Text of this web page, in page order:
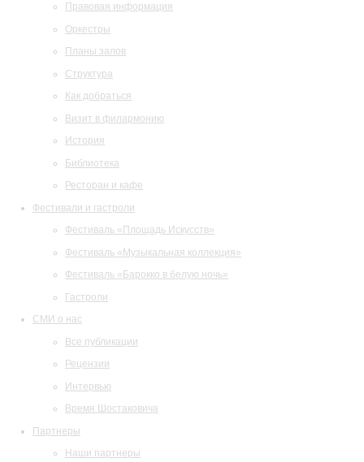
Правовая информация
Оркестры
Планы залов
Структура
Как добраться
Визит в филармонию
История
Библиотека
Ресторан и кафе
Фестивали и гастроли
Фестиваль «Площадь Искусств»
Фестиваль «Музыкальная коллекция»
Фестиваль «Барокко в белую ночь»
Гастроли
СМИ о нас
Все публикации
Рецензии
Интервью
Время Шостаковича
Партнеры
Наши партнеры